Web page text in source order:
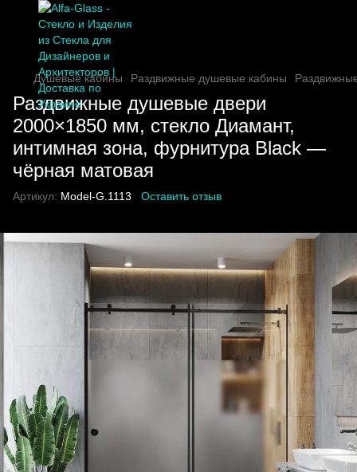
Душевые кабины Раздвижные душевые кабины
Раздвижные душевые двери
2000×1850 мм, стекло Диамант,
интимная зона, фурнитура Black —
чёрная матовая
Артикул: Model-G.1113 Оставить отзыв